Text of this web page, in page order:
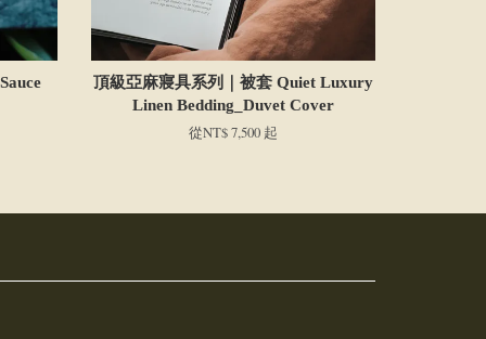
頂級亞麻寢具系列｜被套 Quiet Luxury
Linen Bedding_Duvet Cover
從NT$ 7,500 起